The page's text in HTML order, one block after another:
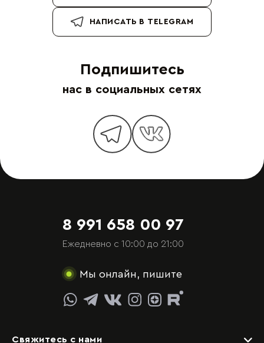
НАПИСАТЬ В TELEGRAM
Подпишитесь
нас в социальных сетях
8 991 658 00 97
Ежедневно с 10:00 до 21:00
Мы онлайн, пишите
Свяжитесь с нами